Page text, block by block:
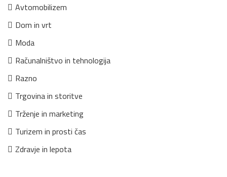
Avtomobilizem
Dom in vrt
Moda
Računalništvo in tehnologija
Razno
Trgovina in storitve
Trženje in marketing
Turizem in prosti čas
Zdravje in lepota